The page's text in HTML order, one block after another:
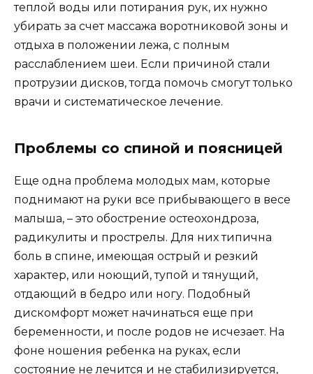
теплой воды или потирания рук, их нужно
убирать за счет массажа воротниковой зоны и
отдыха в положении лежа, с полным
расслаблением шеи. Если причиной стали
протрузии дисков, тогда помочь смогут только
врачи и систематическое лечение.
Проблемы со спиной и поясницей
Еще одна проблема молодых мам, которые
поднимают на руки все прибывающего в весе
малыша, – это обострение остеохондроза,
радикулиты и прострелы. Для них типична
боль в спине, имеющая острый и резкий
характер, или ноющий, тупой и тянущий,
отдающий в бедро или ногу. Подобный
дискомфорт может начинаться еще при
беременности, и после родов не исчезает. На
фоне ношения ребенка на руках, если
состояние не лечится и не стабилизируется,